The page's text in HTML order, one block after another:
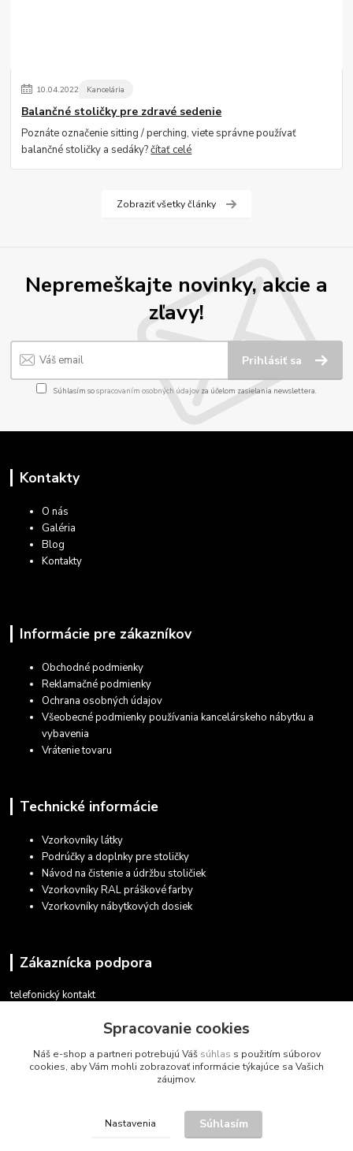
10.04.2022 Kancelária
Balančné stoličky pre zdravé sedenie
Poznáte označenie sitting / perching, viete správne používať
balančné stoličky a sedáky?čítať celé
Zobraziť všetky články
Nepremeškajte novinky, akcie a
zľavy!
Prihlásiť sa
Súhlasím sospracovaním osobných údajov za účelom zasielania newslettera.
Kontakty
O nás
Galéria
Blog
Kontakty
Informácie pre zákazníkov
Obchodné podmienky
Reklamačné podmienky
Ochrana osobných údajov
Všeobecné podmienky používania kancelárskeho nábytku a
vybavenia
Vrátenie tovaru
Technické informácie
Vzorkovníky látky
Podrúčky a doplnky pre stoličky
Návod na čistenie a údržbu stoličiek
Vzorkovníky RAL práškové farby
Vzorkovníky nábytkových dosiek
Zákaznícka podpora
telefonický kontakt
v pracovných dňoch 08.30 - 16.00
obchod@marketsk.sk
Spracovanie cookies
Náš e-shop a partneri potrebujú Váš súhlas s použitím súborov
cookies, aby Vám mohli zobrazovať informácie týkajúce sa Vašich
záujmov.
Nastavenia Súhlasím